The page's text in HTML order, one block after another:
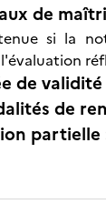
de
si la
de
de
partielle